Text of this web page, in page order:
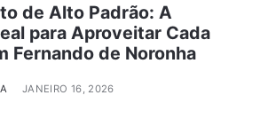
de Alto Padrão: A
para Aproveitar Cada
Fernando de Noronha
JANEIRO 16, 2026